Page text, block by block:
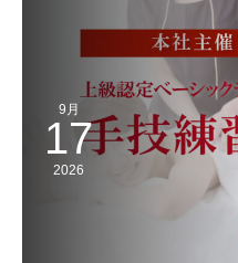
9月
17
2026